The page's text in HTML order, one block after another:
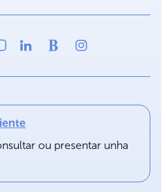
ou presentar unha